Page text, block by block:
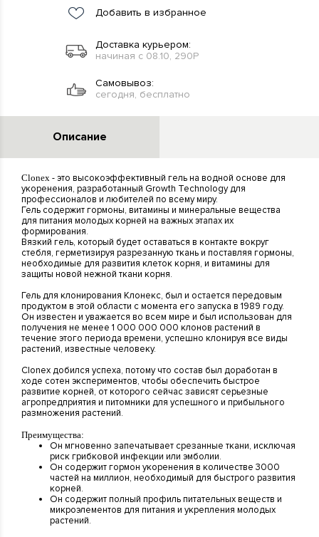
Добавить в избранное
Доставка курьером:
начиная с 08.10, 290Р
Самовывоз:
сегодня, бесплатно
Описание
Clonex - это высокоэффективный гель на водной основе для
укоренения, разработанный Growth Technology для
профессионалов и любителей по всему миру.
Гель содержит гормоны, витамины и минеральные вещества
для питания молодых корней на важных этапах их
формирования.
Вязкий гель, который будет оставаться в контакте вокруг
стебля, герметизируя разрезанную ткань и поставляя гормоны,
необходимые для развития клеток корня, и витамины для
защиты новой нежной ткани корня.
Гель для клонирования Клонекс, был и остается передовым
продуктом в этой области с момента его запуска в 1989 году.
Он известен и уважается во всем мире и был использован для
получения не менее 1 000 000 000 клонов растений в
течение этого периода времени, успешно клонируя все виды
растений, известные человеку.
Clonex добился успеха, потому что состав был доработан в
ходе сотен экспериментов, чтобы обеспечить быстрое
развитие корней, от которого сейчас зависят серьезные
агропредприятия и питомники для успешного и прибыльного
размножения растений.
Преимущества:
Он мгновенно запечатывает срезанные ткани, исключая
риск грибковой инфекции или эмболии.
Он содержит гормон укоренения в количестве 3000
частей на миллион, необходимый для быстрого развития
корней.
Он содержит полный профиль питательных веществ и
микроэлементов для питания и укрепления молодых
растений.